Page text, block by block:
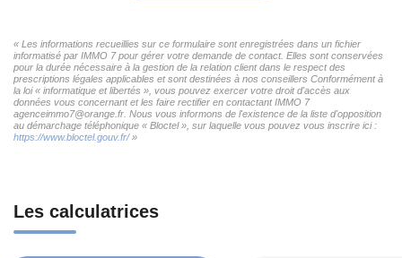
« Les informations recueillies sur ce formulaire sont enregistrées dans un fichier
informatisé par IMMO 7 pour gérer votre demande de contact. Elles sont conservées
pour la durée nécessaire à la gestion de la relation client dans le respect des
prescriptions légales applicables et sont destinées à nos conseillers Conformément à
la loi « informatique et libertés », vous pouvez exercer votre droit d'accès aux
données vous concernant et les faire rectifier en contactant IMMO 7
agenceimmo7@orange.fr. Nous vous informons de l'existence de la liste d'opposition
au démarchage téléphonique « Bloctel », sur laquelle vous pouvez vous inscrire ici :
https://www.bloctel.gouv.fr/»
Les calculatrices